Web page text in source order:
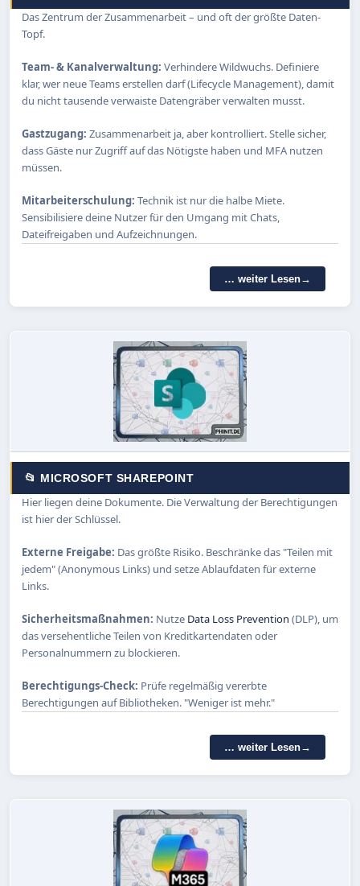
Das Zentrum der Zusammenarbeit – und oft der größte Daten-
Topf.
Team- & Kanalverwaltung: Verhindere Wildwuchs. Definiere
klar, wer neue Teams erstellen darf (Lifecycle Management), damit
du nicht tausende verwaiste Datengräber verwalten musst.
Gastzugang: Zusammenarbeit ja, aber kontrolliert. Stelle sicher,
dass Gäste nur Zugriff auf das Nötigste haben und MFA nutzen
müssen.
Mitarbeiterschulung: Technik ist nur die halbe Miete.
Sensibilisiere deine Nutzer für den Umgang mit Chats,
Dateifreigaben und Aufzeichnungen.
… weiter Lesen
📂 MICROSOFT SHAREPOINT
Hier liegen deine Dokumente. Die Verwaltung der Berechtigungen
ist hier der Schlüssel.
Externe Freigabe: Das größte Risiko. Beschränke das "Teilen mit
jedem" (Anonymous Links) und setze Ablaufdaten für externe
Links.
Sicherheitsmaßnahmen: Nutze Data Loss Prevention (DLP), um
das versehentliche Teilen von Kreditkartendaten oder
Personalnummern zu blockieren.
Berechtigungs-Check: Prüfe regelmäßig vererbte
Berechtigungen auf Bibliotheken. "Weniger ist mehr."
… weiter Lesen